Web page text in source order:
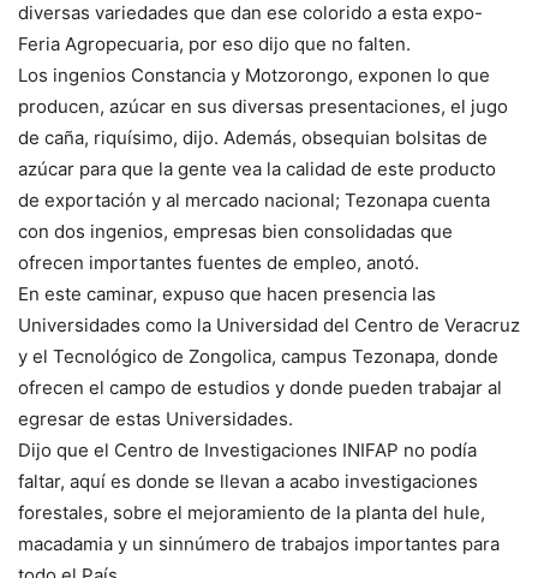
diversas variedades que dan ese colorido a esta expo-
Feria Agropecuaria, por eso dijo que no falten.
Los ingenios Constancia y Motzorongo, exponen lo que
producen, azúcar en sus diversas presentaciones, el jugo
de caña, riquísimo, dijo. Además, obsequian bolsitas de
azúcar para que la gente vea la calidad de este producto
de exportación y al mercado nacional; Tezonapa cuenta
con dos ingenios, empresas bien consolidadas que
ofrecen importantes fuentes de empleo, anotó.
En este caminar, expuso que hacen presencia las
Universidades como la Universidad del Centro de Veracruz
y el Tecnológico de Zongolica, campus Tezonapa, donde
ofrecen el campo de estudios y donde pueden trabajar al
egresar de estas Universidades.
Dijo que el Centro de Investigaciones INIFAP no podía
faltar, aquí es donde se llevan a acabo investigaciones
forestales, sobre el mejoramiento de la planta del hule,
macadamia y un sinnúmero de trabajos importantes para